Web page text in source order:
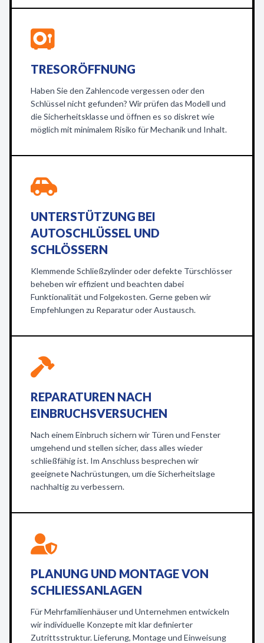
TRESORÖFFNUNG
Haben Sie den Zahlencode vergessen oder den
Schlüssel nicht gefunden? Wir prüfen das Modell und
die Sicherheitsklasse und öffnen es so diskret wie
möglich mit minimalem Risiko für Mechanik und Inhalt.
UNTERSTÜTZUNG BEI
AUTOSCHLÜSSEL UND
SCHLÖSSERN
Klemmende Schließzylinder oder defekte Türschlösser
beheben wir effizient und beachten dabei
Funktionalität und Folgekosten. Gerne geben wir
Empfehlungen zu Reparatur oder Austausch.
REPARATUREN NACH
EINBRUCHSVERSUCHEN
Nach einem Einbruch sichern wir Türen und Fenster
umgehend und stellen sicher, dass alles wieder
schließfähig ist. Im Anschluss besprechen wir
geeignete Nachrüstungen, um die Sicherheitslage
nachhaltig zu verbessern.
PLANUNG UND MONTAGE VON
SCHLIESSANLAGEN
Für Mehrfamilienhäuser und Unternehmen entwickeln
wir individuelle Konzepte mit klar definierter
Zutrittsstruktur. Lieferung, Montage und Einweisung